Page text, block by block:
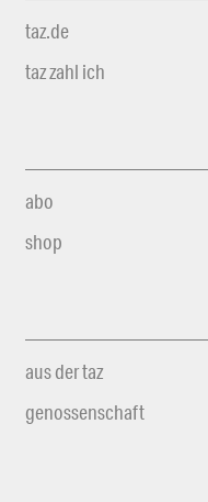
taz.de
taz zahl ich
abo
shop
aus der taz
genossenschaft